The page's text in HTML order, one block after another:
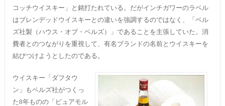
コッチウイスキー」と銘打たれている。だがインチガワーのラベル
はブレンデッドウイスキーとの違いを強調するのではなく、「ベル
ズ社製（ハウス・オブ・ベルズ）」であることを主張していた。消
費者とのつながりを重視して、有名ブランドの名前とウイスキーを
結びつけようとしたのである。
ウイスキー「ダフタウ
ン」もベルズ社がつくっ
た8年ものの「ピュアモル